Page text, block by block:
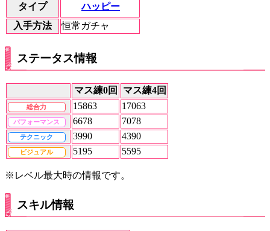
タイプ
ハッピー
入手方法
恒常ガチャ
ステータス情報
マス練0回 マス練4回
総合力 15863 17063
パフォーマンス 6678 7078
テクニック 3990 4390
ビジュアル 5195 5595
※レベル最大時の情報です。
スキル情報